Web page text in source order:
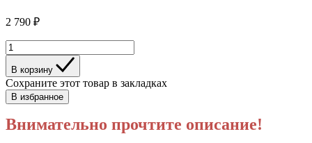
2 790 ₽
В корзину
Сохраните этот товар в закладках
В избранное
Внимательно прочтите описание!